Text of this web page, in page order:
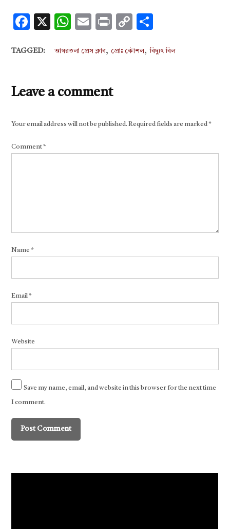
Facebook
X WhatsApp
EmailPrintCopy
TAGGED: আগরতলা প্রেস ক্লাব, প্রোঃ কৌশল,বিদ্যুৎ বিল
Leave a comment
Your email address will not be published. Required fields are marked*
Comment*
Name*
Email*
Website
Save my name, email, and website in this browser for the next time
I comment.